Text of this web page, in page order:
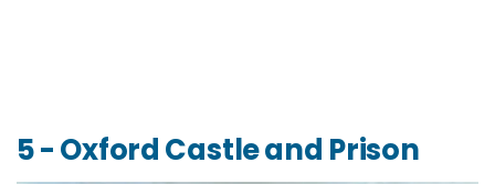
5 - Oxford Castle and Prison